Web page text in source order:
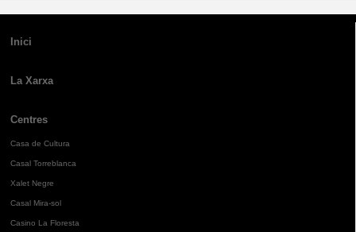
Inici
La Xarxa
Centres
Casa de Cultura
Casal Torreblanca
Xalet Negre
Casal Mira-sol
Casino La Floresta